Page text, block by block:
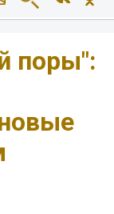
поры":